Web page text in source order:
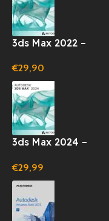
3ds Max 2022 –
LICENZA 1 ANNO
(WINDOWS)
€29,90
3ds Max 2024 –
LICENZA 1 ANNO
(WINDOWS)
€29,99